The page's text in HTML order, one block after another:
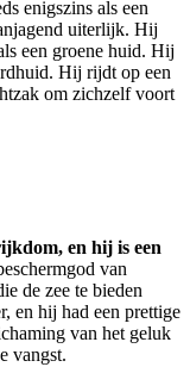
enigszins als een
uiterlijk. Hij
een groene huid. Hij
Hij rijdt op een
om zichzelf voort
en hij is een
van
de zee te bieden
en hij had een prettige
van het geluk
vangst.